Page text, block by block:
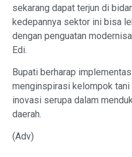
sekarang dapat terjun di
kedepannya sektor ini bisa
dengan penguatan
Edi.
Bupati berharap
menginspirasi kelompok
inovasi serupa dalam
daerah.
(Adv)